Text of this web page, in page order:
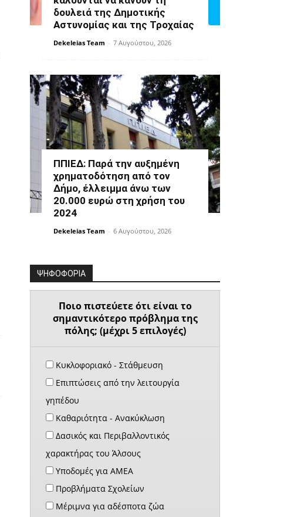
δουλειά της Δημοτικής
Αστυνομίας και της Τροχαίας
Dekeleias Team - 7 Αυγούστου, 2026
ΠΠΙΕΔ: Παρά την αυξημένη
χρηματοδότηση από τον
Δήμο, έλλειμμα άνω των
20.000 ευρώ στη χρήση του
2024
Dekeleias Team - 6 Αυγούστου, 2026
ΨΗΦΟΦΟΡΙΑ
Ποιο πιστεύετε ότι είναι το
σημαντικότερο πρόβλημα της
πόλης; (μέχρι 5 επιλογές)
Κυκλοφοριακό - Στάθμευση
Επιπτώσεις από την λειτουργία
γηπέδου
Καθαριότητα - Ανακύκλωση
Δασικός και Περιβαλλοντικός
χαρακτήρας του Άλσους
Υποδομές για ΑΜΕΑ
Προβλήματα Σχολείων
Μέριμνα για αδέσποτα ζώα